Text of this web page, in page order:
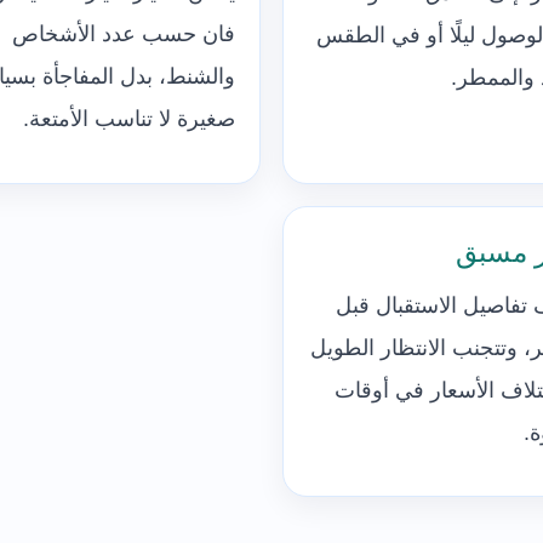
ليلًا أو في الطقس
والممطر.
فان حسب عدد الأشخاص
والشنط، بدل المفاجأة
صغيرة لا تناسب الأمتعة.
مسبق
تفاصيل الاستقبال قبل
وتتجنب الانتظار الطويل
الأسعار في أوقات